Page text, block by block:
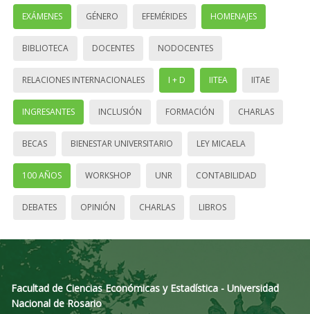
EXÁMENES GÉNERO EFEMÉRIDES HOMENAJES
BIBLIOTECA DOCENTES NODOCENTES
RELACIONES INTERNACIONALES I + D IITEA IITAE
INGRESANTES INCLUSIÓN FORMACIÓN CHARLAS
BECAS BIENESTAR UNIVERSITARIO LEY MICAELA
100 AÑOS WORKSHOP UNR CONTABILIDAD
DEBATES OPINIÓN CHARLAS LIBROS
Facultad de Ciencias Económicas y Estadística - Universidad
Nacional de Rosario